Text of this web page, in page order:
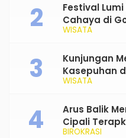
WISATA
Festival
Cahaya di
WISATA
Kunjungan
Kasepuhan
Transformasi
BIROKRASI
Arus Balik
Cipali